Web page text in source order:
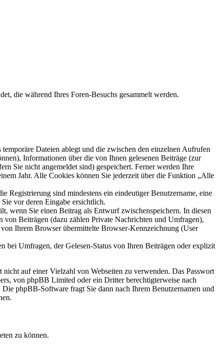
die während Ihres Foren-Besuchs gesammelt werden.
Dateien ablegt und die zwischen den einzelnen Aufrufen
Informationen über die von Ihnen gelesenen Beiträge (zur
Sie nicht angemeldet sind) gespeichert. Ferner werden Ihre
Jahr. Alle Cookies können Sie jederzeit über die Funktion „Alle
Registrierung sind mindestens ein eindeutiger Benutzername, eine
vor deren Eingabe ersichtlich.
wenn Sie einen Beitrag als Entwurf zwischenspeichern. In diesen
Beiträgen (dazu zählen Private Nachrichten und Umfragen),
Ihrem Browser übermittelte Browser-Kennzeichnung (User
bei Umfragen, der Gelesen-Status von Ihren Beiträgen oder explizit
auf einer Vielzahl von Webseiten zu verwenden. Das Passwort
von phpBB Limited oder ein Dritter berechtigterweise nach
phpBB-Software fragt Sie dann nach Ihrem Benutzernamen und
zu können.